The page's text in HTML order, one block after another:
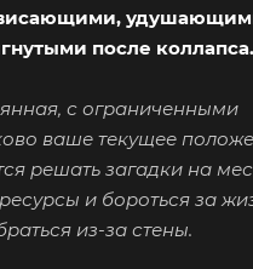
после коллапса.
с ограниченными
ваше текущее
решать загадки на
и бороться за
из-за стены.